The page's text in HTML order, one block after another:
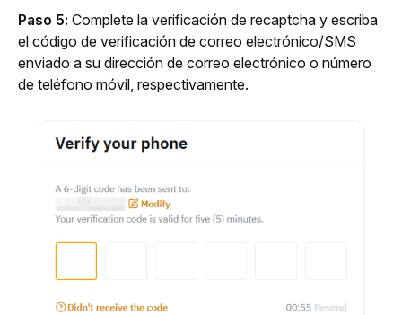
Paso 5: Complete la verificación de recaptcha y escriba
el código de verificación de correo electrónico/SMS
enviado a su dirección de correo electrónico o número
de teléfono móvil, respectivamente.